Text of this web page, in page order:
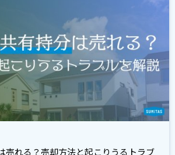
売れる？売却方法と起こりうるトラブ